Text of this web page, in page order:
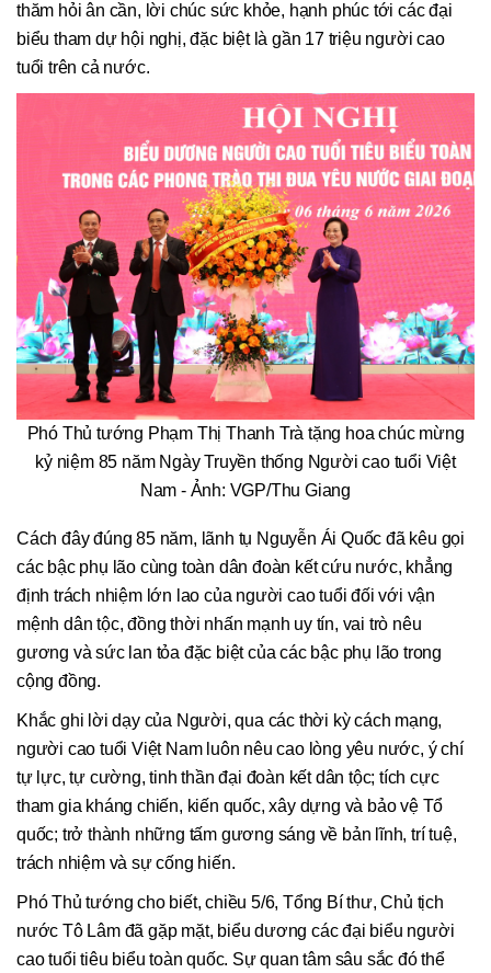
thăm hỏi ân cần, lời chúc sức khỏe, hạnh phúc tới các đại
biểu tham dự hội nghị, đặc biệt là gần 17 triệu người cao
tuổi trên cả nước.
Phó Thủ tướng Phạm Thị Thanh Trà tặng hoa chúc mừng
kỷ niệm 85 năm Ngày Truyền thống Người cao tuổi Việt
Nam - Ảnh: VGP/Thu Giang
Cách đây đúng 85 năm, lãnh tụ Nguyễn Ái Quốc đã kêu gọi
các bậc phụ lão cùng toàn dân đoàn kết cứu nước, khẳng
định trách nhiệm lớn lao của người cao tuổi đối với vận
mệnh dân tộc, đồng thời nhấn mạnh uy tín, vai trò nêu
gương và sức lan tỏa đặc biệt của các bậc phụ lão trong
cộng đồng.
Khắc ghi lời dạy của Người, qua các thời kỳ cách mạng,
người cao tuổi Việt Nam luôn nêu cao lòng yêu nước, ý chí
tự lực, tự cường, tinh thần đại đoàn kết dân tộc; tích cực
tham gia kháng chiến, kiến quốc, xây dựng và bảo vệ Tổ
quốc; trở thành những tấm gương sáng về bản lĩnh, trí tuệ,
trách nhiệm và sự cống hiến.
Phó Thủ tướng cho biết, chiều 5/6, Tổng Bí thư, Chủ tịch
nước Tô Lâm đã gặp mặt, biểu dương các đại biểu người
cao tuổi tiêu biểu toàn quốc. Sự quan tâm sâu sắc đó thể